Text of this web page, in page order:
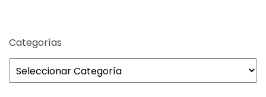
Categorías